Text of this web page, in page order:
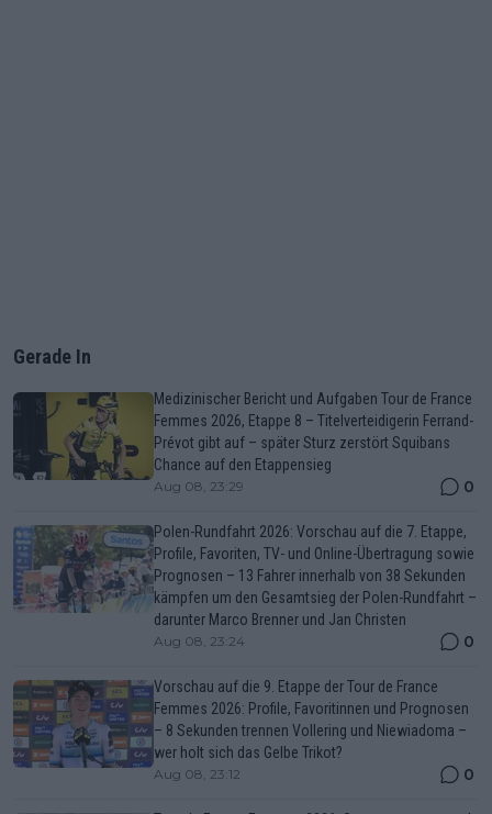
Gerade In
Medizinischer Bericht und Aufgaben Tour de France
Femmes 2026, Etappe 8 – Titelverteidigerin Ferrand-
Prévot gibt auf – später Sturz zerstört Squibans
Chance auf den Etappensieg
Aug 08, 23:29 0
Polen-Rundfahrt 2026: Vorschau auf die 7. Etappe,
Profile, Favoriten, TV- und Online-Übertragung sowie
Prognosen – 13 Fahrer innerhalb von 38 Sekunden
kämpfen um den Gesamtsieg der Polen-Rundfahrt –
darunter Marco Brenner und Jan Christen
Aug 08, 23:24 0
Vorschau auf die 9. Etappe der Tour de France
Femmes 2026: Profile, Favoritinnen und Prognosen
– 8 Sekunden trennen Vollering und Niewiadoma –
wer holt sich das Gelbe Trikot?
Aug 08, 23:12 0